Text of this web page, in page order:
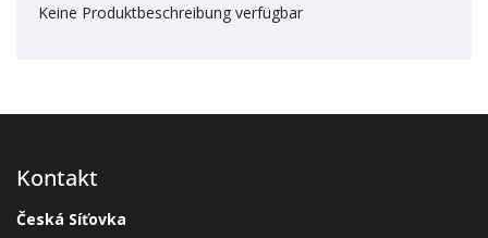
Keine Produktbeschreibung verfügbar
Kontakt
Česká Síťovka